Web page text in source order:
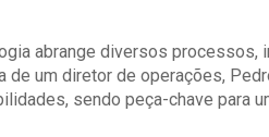
abrange diversos processos,
de um diretor de operações,
sendo peça-chave para